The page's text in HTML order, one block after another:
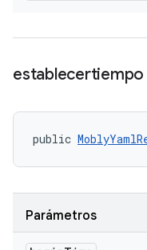
establecertiempo
public
Parámetros